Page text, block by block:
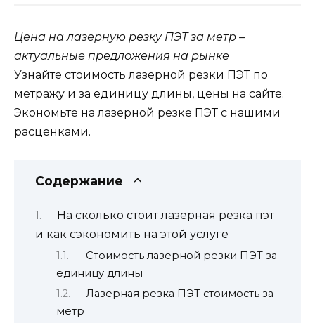
Цена на лазерную резку ПЭТ за метр –
актуальные предложения на рынке
Узнайте стоимость лазерной резки ПЭТ по
метражу и за единицу длины, цены на сайте.
Экономьте на лазерной резке ПЭТ с нашими
расценками.
Содержание
На сколько стоит лазерная резка пэт
и как сэкономить на этой услуге
Стоимость лазерной резки ПЭТ за
единицу длины
Лазерная резка ПЭТ стоимость за
метр